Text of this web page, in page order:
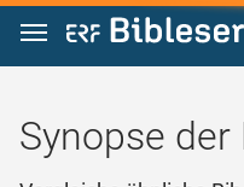
Zum Inhalt springen
Synopse der